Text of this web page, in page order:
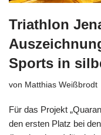
Triathlon
Sports in
von Matthias Weißbrodt
Für das Projekt
den ersten Platz bei